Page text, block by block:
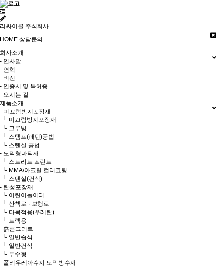
리싸이클 주식회사
HOME 상담문의
회사소개
- 인사말
- 연혁
- 비전
- 인증서 및 특허증
- 오시는 길
제품소개
- 미끄럼방지포장재
└ 미끄럼방지포장재
└ 그루빙
└ 스탬프(패턴)공법
└ 스텐실 공법
- 도막형바닥재
└ 스트리트 프린트
└ MMA/아크릴 컬러코팅
└ 스텐실(건식)
- 탄성포장재
└ 어린이놀이터
└ 산책로 · 보행로
└ 다목적용(우레탄)
└ 트랙용
- 흙콘크리트
└ 일반습식
└ 일반건식
└ 투수형
- 폴리우레아수지 도막방수재